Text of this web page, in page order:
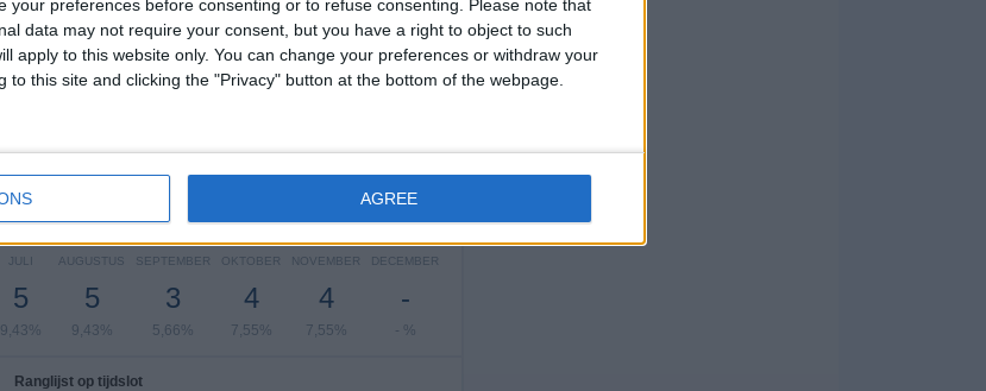
your preferences before consenting or to refuse consenting.
Please note that
data may not require your consent, but you have a right to object to such
apply to this website only. You can change your preferences or withdraw your
to this site and clicking the "Privacy" button at the bottom of the webpage.
AGREE
dag van de week
16,98% 26,42% 33,96%
per maand
JULI
5
9,43%
AUGUSTUS
5
9,43%
SEPTEMBER
3
5,66%
OKTOBER
4
7,55%
NOVEMBER
4
7,55%
DECEMBER
-
- %
Ranglijst op tijdslot